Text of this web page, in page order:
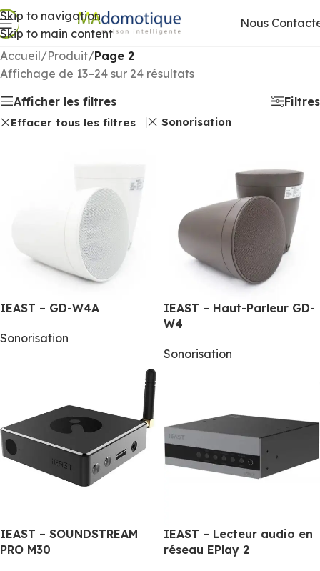
Skip to navigation
Skip to main content
Nous
Accueil/Produit/Page 2
Affichage de 13–24 sur 24 résultats
Afficher les filtres
Filtres
Effacer tous les filtres Sonorisation
IEAST – GD-W4A
Sonorisation
IEAST – Haut-Parleur GD-
W4
Sonorisation
IEAST – SOUNDSTREAM
PRO M30
IEAST – Lecteur audio en
réseau EPlay 2